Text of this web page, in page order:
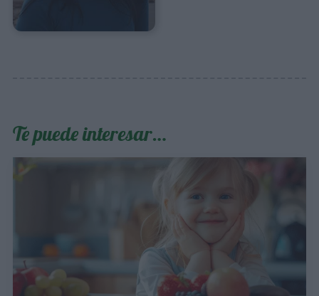
Te puede interesar…